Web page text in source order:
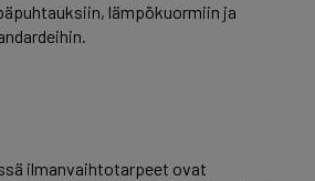
lämpökuormiin ja
ilmanvaihtotarpeet ovat